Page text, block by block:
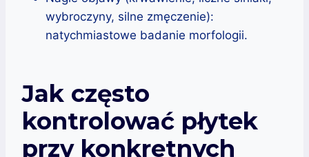
wybroczyny, silne zmęczenie):
natychmiastowe badanie morfologii.
Jak często
kontrolować płytek
przy konkretnych